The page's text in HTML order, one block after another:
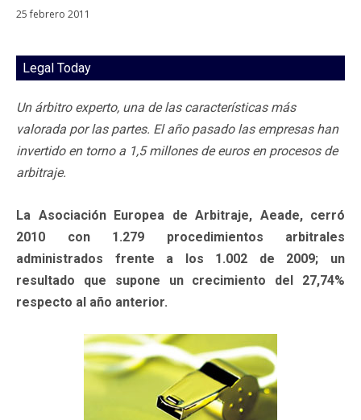
25 febrero 2011
Legal Today
Un árbitro experto, una de las características más
valorada por las partes. El año pasado las empresas han
invertido en torno a 1,5 millones de euros en procesos de
arbitraje.
La Asociación Europea de Arbitraje, Aeade, cerró
2010 con 1.279 procedimientos arbitrales
administrados frente a los 1.002 de 2009; un
resultado que supone un crecimiento del 27,74%
respecto al año anterior.